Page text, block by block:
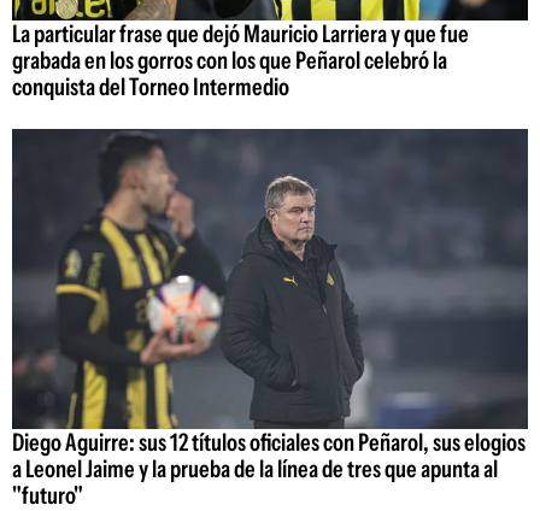
La particular frase que dejó Mauricio Larriera y que fue
grabada en los gorros con los que Peñarol celebró la
conquista del Torneo Intermedio
Diego Aguirre: sus 12 títulos oficiales con Peñarol, sus elogios
a Leonel Jaime y la prueba de la línea de tres que apunta al
"futuro"